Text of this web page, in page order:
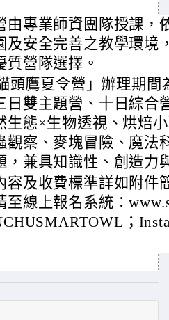
由專業師資團隊授課，
及安全完善之教學環境
質營隊選擇。
頭鷹夏令營」辦理期
日雙主題營、十日綜合
生態×生物透視、烘焙
觀察、麥塊冒險、魔法
，兼具知識性、創造力
容及收費標準詳如附件
至線上報名系統：
；